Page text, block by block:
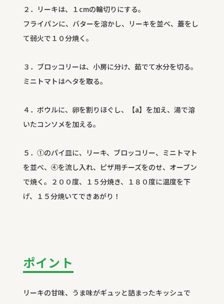
２．リーキは、１cmの輪切りにする。
フライパンに、バターを溶かし、リーキを並べ、蓋をし
て弱火で１０分焼く。
３．ブロッコリーは、小房に分け、茹でて水分を切る。
ミニトマトはヘタを取る。
４．ボウルに、卵を割りほぐし、【a】を加え、湯で溶
いたコンソメを加える。
５．①のパイ皿に、リーキ、ブロッコリー、ミニトマト
を並べ、④を流し入れ、ピザ用チーズをのせ、オーブン
で焼く。２００度、１５分焼き、１８０度に温度を下
げ、１５分焼いてできあがり！
ポイント
リーキの甘味、うま味がギュッと詰まったキッシュで